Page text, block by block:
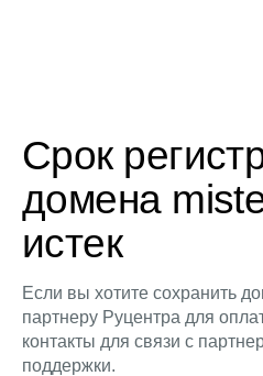
Срок
домена
истек
Если вы хотите сохранить
партнеру Руцентра для
контакты для связи с
поддержки.